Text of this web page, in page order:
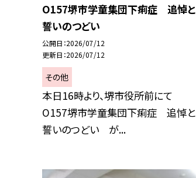
O157堺市学童集団下痢症 追悼と
誓いのつどい
公開日 2026/07/12
更新日 2026/07/12
その他
本日16時より、堺市役所前にて
O157堺市学童集団下痢症 追悼と
誓いのつどい が...